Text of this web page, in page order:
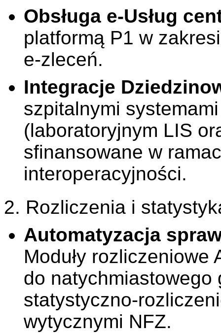
Obsługa e-Usług
platformą P1 w
e-zleceń.
Integracje
szpitalnymi
(laboratoryjnym LIS
sfinansowane w
interoperacyjności.
2. Rozliczenia i
Automatyzacja
Moduły rozliczeniowe
do natychmiastowego
statystyczno-
wytycznymi NFZ.